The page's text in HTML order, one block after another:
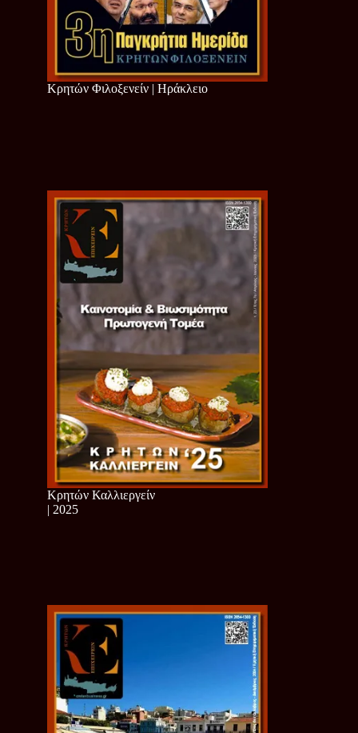
Κρητών Φιλοξενείν | Ηράκλειο
Κρητών Καλλιεργείν
| 2025